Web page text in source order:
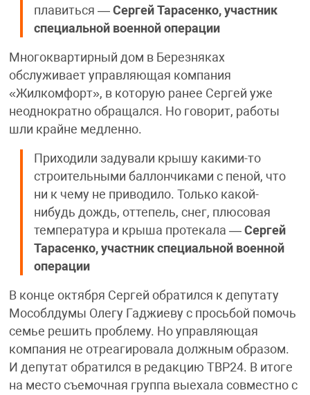
плавиться — Сергей Тарасенко, участник
специальной военной операции
Многоквартирный дом в Березняках
обслуживает управляющая компания
«Жилкомфорт», в которую ранее Сергей уже
неоднократно обращался. Но говорит, работы
шли крайне медленно.
Приходили задували крышу какими-то
строительными баллончиками с пеной, что
ни к чему не приводило. Только какой-
нибудь дождь, оттепель, снег, плюсовая
температура и крыша протекала — Сергей
Тарасенко, участник специальной военной
операции
В конце октября Сергей обратился к депутату
Мособлдумы Олегу Гаджиеву с просьбой помочь
семье решить проблему. Но управляющая
компания не отреагировала должным образом.
И депутат обратился в редакцию ТВР24. В итоге
на место съемочная группа выехала совместно с